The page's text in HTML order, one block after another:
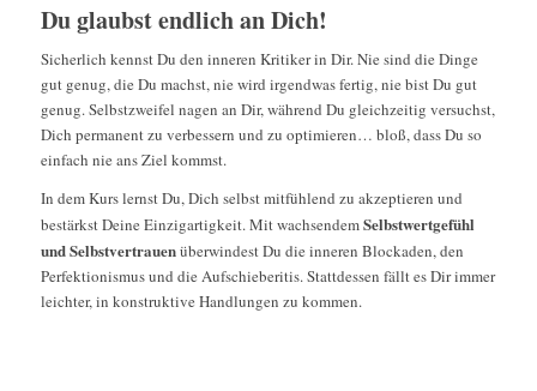
Du glaubst endlich an Dich!
Sicherlich kennst Du den inneren Kritiker in Dir. Nie sind die Dinge
gut genug, die Du machst, nie wird irgendwas fertig, nie bist Du gut
genug. Selbstzweifel nagen an Dir, während Du gleichzeitig versuchst,
Dich permanent zu verbessern und zu optimieren… bloß, dass Du so
einfach nie ans Ziel kommst.
In dem Kurs lernst Du, Dich selbst mitfühlend zu akzeptieren und
bestärkst Deine Einzigartigkeit. Mit wachsendemSelbstwertgefühl
und Selbstvertrauenüberwindest Du die inneren Blockaden, den
Perfektionismus und die Aufschieberitis. Stattdessen fällt es Dir immer
leichter, in konstruktive Handlungen zu kommen.